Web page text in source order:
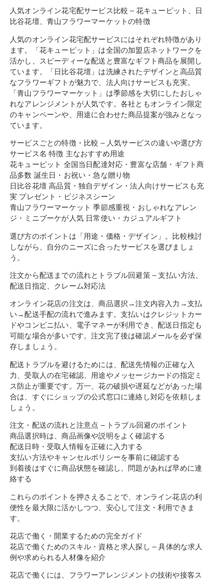
人気オンライン花宅配サービス比較 – 花キューピット、日
比谷花壇、青山フラワーマーケットの特徴
人気のオンライン花宅配サービスにはそれぞれ特徴があり
ます。「花キューピット」は全国の加盟店ネットワークを
活かし、スピーディーな配送と豊富なギフト商品を展開し
ています。「日比谷花壇」は洗練されたデザインと高品質
なフラワーギフトが魅力で、法人向けサービスも充実。
「青山フラワーマーケット」は季節感を大切にしたおしゃ
れなアレンジメントが人気です。各社ともオンライン限定
のキャンペーンや、用途に合わせた商品提案が強みとなっ
ています。
サービスごとの特徴・比較 – 人気サービスの違いや選び方
サービス名 特徴 主なおすすめ用途
花キューピット 全国当日配達対応・豊富な店舗・ギフト商
品多数 誕生日・お祝い・急な贈り物
日比谷花壇 高品質・独自デザイン・法人向けサービスも充
実 プレゼント・ビジネスシーン
青山フラワーマーケット 季節感重視・おしゃれなアレン
ジ・ミニブーケが人気 日常使い・カジュアルギフト
選び方のポイントは「用途・価格・デザイン」。比較検討
しながら、自分のニーズに合ったサービスを選びましょ
う。
注文から配送までの流れとトラブル回避策 – 支払い方法、
配送日指定、クレーム対応法
オンライン花店の注文は、商品選択→注文内容入力→支払
い→配送手配の流れで進みます。支払いはクレジットカー
ドやコンビニ払い、電子マネーが利用でき、配送日指定も
可能な場合が多いです。注文完了後は確認メールを必ず保
存しましょう。
配送トラブルを避けるためには、配送先情報の正確な入
力、受取人の在宅確認、用途やメッセージカードの指定ミ
ス防止が重要です。万一、花の破損や遅延などがあった場
合は、すぐにショップの公式窓口に連絡し対応を依頼しま
しょう。
注文・配送の流れと注意点 – トラブル回避のポイント
商品選択時は、商品画像や説明をよく確認する
配送日時・受取人情報を正確に入力する
支払い方法やキャンセルポリシーを事前に確認する
到着後はすぐに商品状態を確認し、問題があれば早めに連
絡する
これらのポイントを押さえることで、オンライン花店の利
便性を最大限に活かしつつ、安心して注文・利用できま
す。
花店で働く・開業するための完全ガイド
花店で働くためのスキル・資格と求人探し – 具体的な求人
例や求められる人材像を紹介
花店で働くには、フラワーアレンジメントの技術や接客ス